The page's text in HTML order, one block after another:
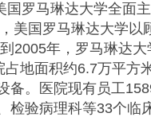
国罗马琳达大学全面
美国罗马琳达大学以
2005年，罗马琳达
地面积约6.7万平方
备。医院现有员工
检验病理科等33个临